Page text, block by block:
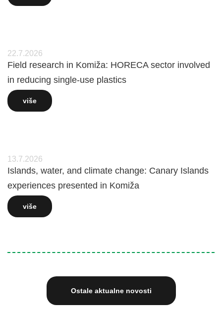
22.7.2026
Field research in Komiža: HORECA sector involved
in reducing single-use plastics
više
13.7.2026
Islands, water, and climate change: Canary Islands
experiences presented in Komiža
više
Ostale aktualne novosti